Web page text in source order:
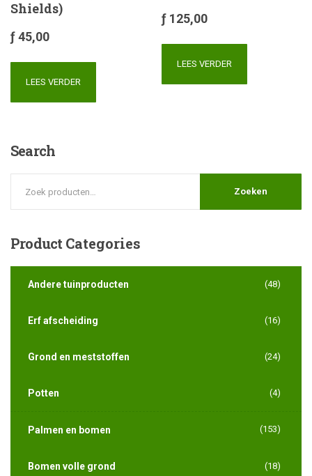
Shields)
ƒ45,00
LEES VERDER
ƒ 125,00
LEES VERDER
Search
Zoeken
ProductCategories
Andere tuinproducten (48)
Erf afscheiding (16)
Grond en meststoffen (24)
Potten (4)
Palmen en bomen (153)
Bomen volle grond (18)